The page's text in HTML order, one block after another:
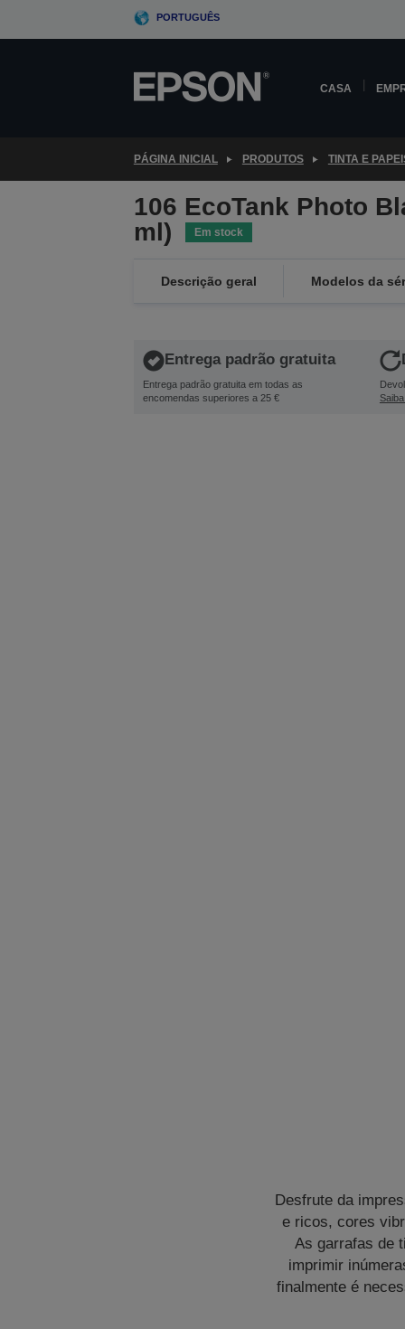
PORTUGUÊS
CASA
PÁGINA INICIAL PRODUTOS TINTA E
106 EcoTank Photo
ml)
Em stock
Descrição geral Modelos da
Entrega padrão gratuita
Entrega padrão gratuita em todas as
encomendas superiores a 25 €
Desfrute da
e ricos, cores
As garrafas de
imprimir
finalmente é